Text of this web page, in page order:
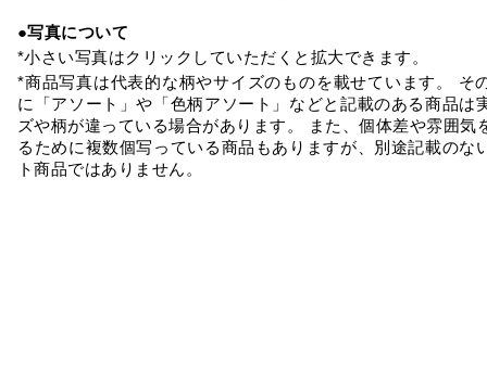
●写真について
*小さい写真はクリックしていただくと拡大できます。
*商品写真は代表的な柄やサイズのものを載せています。 そ
に「アソート」や「色柄アソート」などと記載のある商品は
ズや柄が違っている場合があります。 また、個体差や雰囲気
るために複数個写っている商品もありますが、別途記載のな
ト商品ではありません。